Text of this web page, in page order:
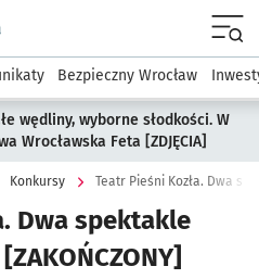
podserwis: Dla mieszkańca
Bezpieczny Wrocław
wędliny, wyborne słodkości. W
Wrocławska Feta [ZDJĘCIA]
Konkursy Teatr Pieśni Kozła. Dwa
Dwa spektakle